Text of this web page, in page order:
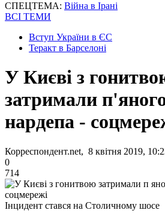
СПЕЦТЕМА: Війна в Ірані
ВСІ ТЕМИ
Вступ України в ЄС
Теракт в Барселоні
У Києві з
затримали
нардепа -
Корреспондент.net, 8 квітня 2019,
0
714
Інцидент стався на Столичному шосе